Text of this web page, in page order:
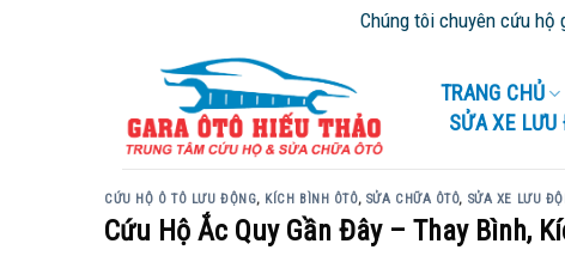
Chúng tôi chuyên cứu hộ giao
TRANG CHỦ
SỬA XE
CỨU HỘ Ô TÔ LƯU ĐỘNG, KÍCH BÌNH ÔTÔ, SỬA CHỮA ÔTÔ, SỬA XE LƯU
Cứu Hộ Ắc Quy Gần Đây – Thay Bình,